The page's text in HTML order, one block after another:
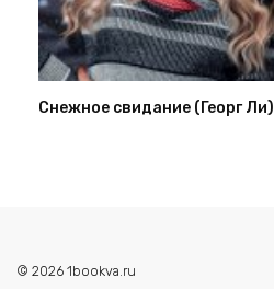
Снежное свидание (Георг Ли)
© 2026 1bookva.ru